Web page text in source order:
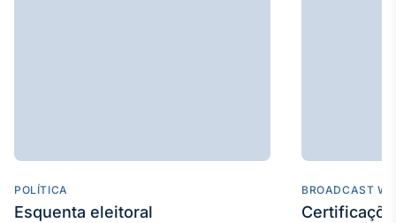
POLÍTICA
Esquenta eleitoral
BROADCAST